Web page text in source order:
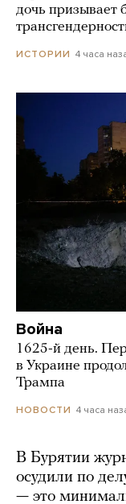
дочь призывает
ИСТОРИИ 4 часа
Война
1625-й день.
в Украине
Трампа
НОВОСТИ 4 часа
В Бурятии
осудили по
— это